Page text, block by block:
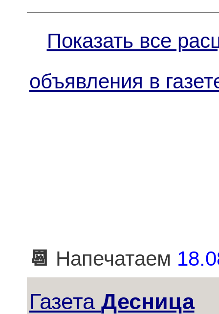
Показать все
объявления в
📆 Напечатаем
Газета Десница